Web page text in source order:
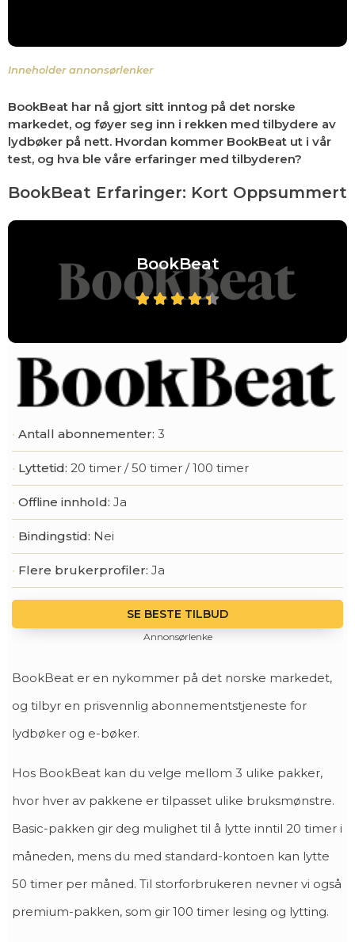
Inneholder annonsørlenker
BookBeat har nå gjort sitt inntog på det norske
markedet, og føyer seg inn i rekken med tilbydere av
lydbøker på nett. Hvordan kommer BookBeat ut i vår
test, og hva ble våre erfaringer med tilbyderen?
BookBeat Erfaringer: Kort Oppsummert
BookBeat
Antall abonnementer: 3
Lyttetid: 20 timer / 50 timer / 100 timer
Offline innhold: Ja
Bindingstid: Nei
Flere brukerprofiler: Ja
SE BESTE TILBUD
Annonsørlenke
BookBeat er en nykommer på det norske markedet,
og tilbyr en prisvennlig abonnementstjeneste for
lydbøker og e-bøker.
Hos BookBeat kan du velge mellom 3 ulike pakker,
hvor hver av pakkene er tilpasset ulike bruksmønstre.
Basic-pakken gir deg mulighet til å lytte inntil 20 timer i
måneden, mens du med standard-kontoen kan lytte
50 timer per måned. Til storforbrukeren nevner vi også
premium-pakken, som gir 100 timer lesing og lytting.